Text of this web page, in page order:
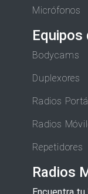
Micrófonos
Equipos
Bodycams
Duplexores
Radios
Radios
Repetidores
Radios